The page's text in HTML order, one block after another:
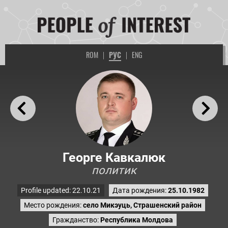
ROM | РУС | ENG
Георге Кавкалюк
политик
Profile updated: 22.10.21 Дата рождения:25.10.1982
Место рождения:село Микэуць, Страшенский район
Гражданство:Республика Молдова